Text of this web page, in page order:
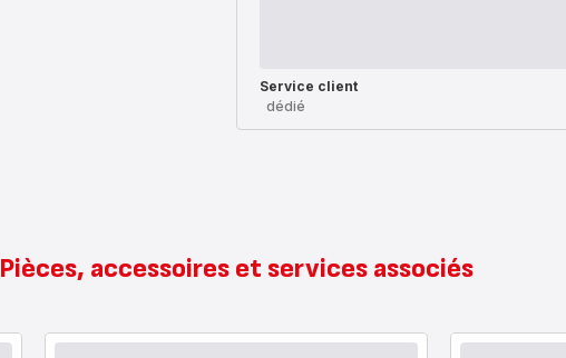
Service client
dédié
Pièces, accessoires et services associés